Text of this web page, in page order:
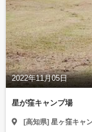
2022年11月05日
星が窪キャンプ場
[高知県] 星ヶ窪キャ